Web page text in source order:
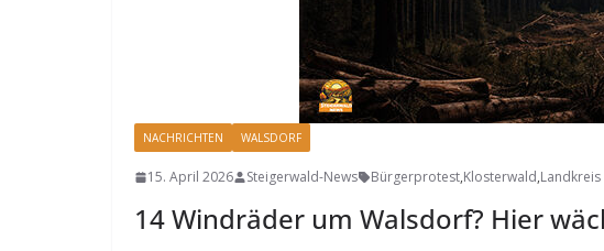
NACHRICHTEN WALSDORF
15. April 2026 Steigerwald-News Bürgerprotest,Klosterwald,
14 Windräder um Walsdorf? Hier